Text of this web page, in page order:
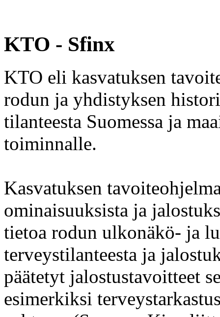
KTO - Sfinx
KTO eli kasvatuksen
rodun ja yhdistyksen
tilanteesta Suomessa ja
toiminnalle.
Kasvatuksen
ominaisuuksista ja
tietoa rodun ulkonäkö- ja
terveystilanteesta ja
päätetyt jalostustavoitteet
esimerkiksi